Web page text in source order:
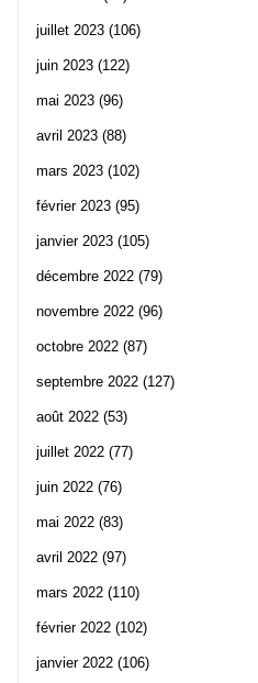
juillet 2023 (106)
juin 2023 (122)
mai 2023 (96)
avril 2023 (88)
mars 2023 (102)
février 2023 (95)
janvier 2023 (105)
décembre 2022 (79)
novembre 2022 (96)
octobre 2022 (87)
septembre 2022 (127)
août 2022 (53)
juillet 2022 (77)
juin 2022 (76)
mai 2022 (83)
avril 2022 (97)
mars 2022 (110)
février 2022 (102)
janvier 2022 (106)